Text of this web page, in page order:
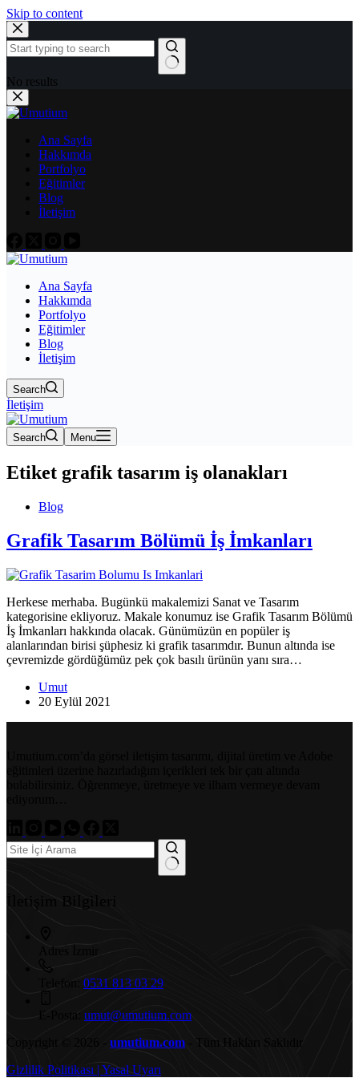
Skip to content
No results
Ana Sayfa
Hakkımda
Portfolyo
Eğitimler
Blog
İletişim
Ana Sayfa
Hakkımda
Portfolyo
Eğitimler
Blog
İletişim
Search
İletişim
Search Menu
Etiket grafik tasarım iş olanakları
Blog
Grafik Tasarım Bölümü İş İmkanları
Herkese merhaba. Bugünkü makalemizi Sanat ve Tasarım
kategorisine ekliyoruz. Makale konumuz ise Grafik Tasarım Bölümü
İş İmkanları hakkında olacak. Günümüzün en popüler iş
alanlarından birisi şüphesiz ki grafik tasarımdır. Bunun altında ise
çevremizde gördüğümüz pek çok basılı ürünün yanı sıra…
Umut
20 Eylül 2021
İletişim Bilgileri
Adres
Telefon: 0531 813 03 29
E-Posta: umut@umutium.com
Copyright © 2026 - umutium.com
- Tüm Hakları Saklıdır
Gizlilik Politikası | Yasal Uyarı